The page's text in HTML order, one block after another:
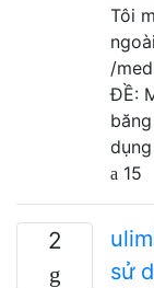
Tôi
/
ĐỀ:
15
2
sử